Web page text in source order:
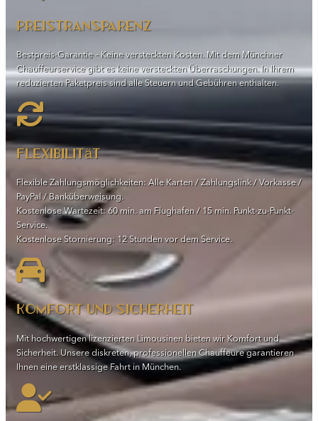
Preistransparenz
Bestpreis-Garantie – Keine versteckten Kosten. Mit dem Münchner
Chauffeurservice gibt es keine versteckten Überraschungen. In Ihrem
reduzierten Paketpreis sind alle Steuern und Gebühren enthalten.
Flexibilität
Flexible Zahlungsmöglichkeiten: Alle Karten / Zahlungslink / Vorkasse /
PayPal / Banküberweisung.
Kostenlose Wartezeit: 60 min. am Flughafen / 15 min. Punkt-zu-Punkt-
Service.
Kostenlose Stornierung: 12 Stunden vor dem Service.
Komfort und Sicherheit
Mit hochwertigen lizenzierten Limousinen bieten wir Komfort und
Sicherheit. Unsere diskreten, professionellen Chauffeure garantieren
Ihnen eine erstklassige Fahrt in München.